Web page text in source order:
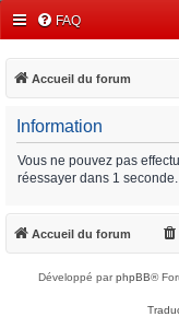
FAQ
Accueil du forum
Information
Vous ne pouvez pas
réessayer dans 1 seconde.
Accueil du forum
Développé parphpBB®